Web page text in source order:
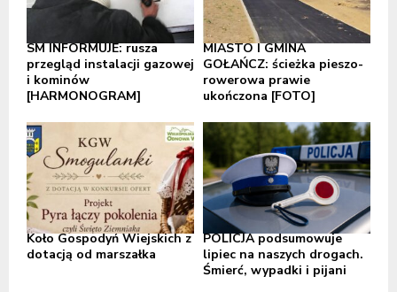
SM INFORMUJE: rusza
przegląd instalacji gazowej
i kominów
[HARMONOGRAM]
MIASTO I GMINA
GOŁAŃCZ: ścieżka pieszo-
rowerowa prawie
ukończona [FOTO]
Koło Gospodyń Wiejskich z
dotacją od marszałka
POLICJA podsumowuje
lipiec na naszych drogach.
Śmierć, wypadki i pijani